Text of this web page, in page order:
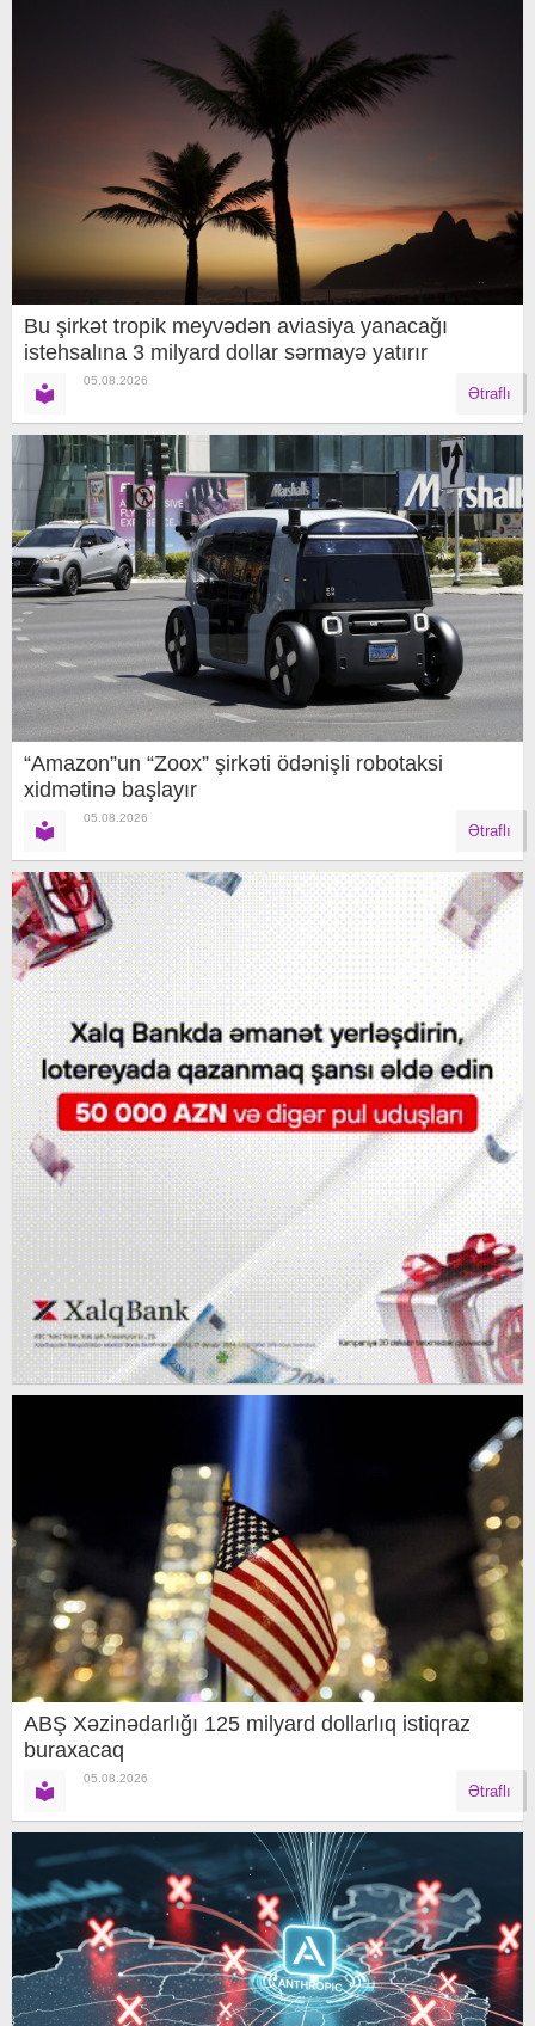
Bu şirkət tropik meyvədən aviasiya yanacağı
istehsalına 3 milyard dollar sərmayə yatırır
05.08.2026
Ətraflı
“Amazon”un “Zoox” şirkəti ödənişli robotaksi
xidmətinə başlayır
05.08.2026
Ətraflı
ABŞ Xəzinədarlığı 125 milyard dollarlıq istiqraz
buraxacaq
05.08.2026
Ətraflı